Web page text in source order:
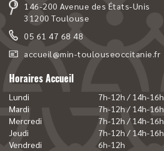
146-200 Avenue des États-Unis
31200 Toulouse
05 61 47 68 48
accueil@min-toulouseoccitanie.fr
Horaires Accueil
Lundi
7h-12h / 14h-16h
Mardi
7h-12h / 14h-16h
Mercredi
7h-12h / 14h-16h
Jeudi
7h-12h / 14h-16h
Vendredi
6h-12h